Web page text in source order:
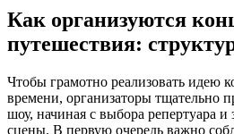
Как организуются
путешествия:
Чтобы грамотно реализовать идею
времени, организаторы тщательно
шоу, начиная с выбора репертуара
сцены. В первую очередь важно